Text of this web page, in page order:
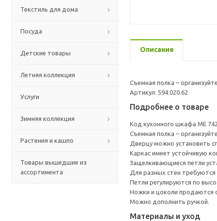
Текстиль для дома
Посуда
Детские товары
Летняя коллекция
Услуги
Зимняя коллекция
Растения и кашпо
Товары вышедшие из
ассортимента
Описание
Съемная полка –
Артикул: 594.020.62
Подробнее о товаре
Код кухонного шкафа ME 742
Съемная полка –
Дверцу можно установить
Каркас имеет устойчивую
Защелкивающиеся петли
Для разных стен
Петли регулируются по
Ножки и цоколи продаются
Можно дополнить ручкой.
Материалы и уход